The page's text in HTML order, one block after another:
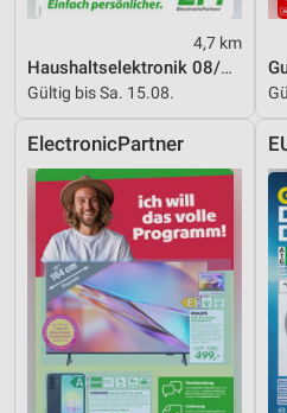
4,7 km
Haushaltselektronik 08/2026
Gültig bis Sa. 15.08.
ElectronicPartner